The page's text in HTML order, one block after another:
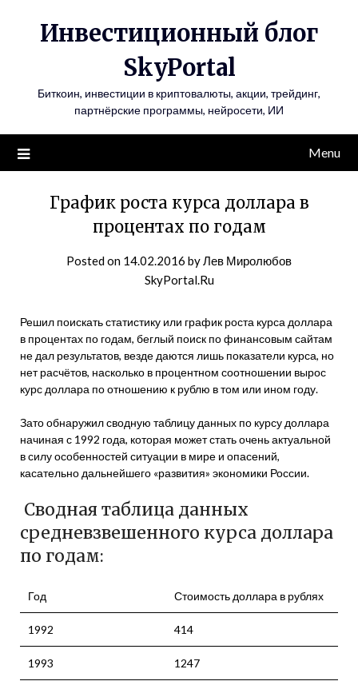
Инвестиционный блог
SkyPortal
Биткоин, инвестиции в криптовалюты, акции, трейдинг,
партнёрские программы, нейросети, ИИ
Menu
График роста курса доллара в
процентах по годам
Posted on 14.02.2016 byЛев Миролюбов
SkyPortal.Ru
Решил поискать статистику или график роста курса доллара
в процентах по годам, беглый поиск по финансовым сайтам
не дал результатов, везде даются лишь показатели курса, но
нет расчётов, насколько в процентном соотношении вырос
курс доллара по отношению к рублю в том или ином году.
Зато обнаружил сводную таблицу данных по курсу доллара
начиная с 1992 года, которая может стать очень актуальной
в силу особенностей ситуации в мире и опасений,
касательно дальнейшего «развития» экономики России.
Сводная таблица данных
средневзвешенного курса доллара
по годам:
Год Стоимость доллара в рублях
1992 414
1993 1247